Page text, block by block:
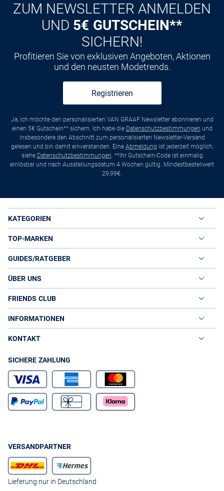
ZUM NEWSLETTER ANMELDEN
UND 5€ GUTSCHEIN**
SICHERN!
Profitieren Sie von exklusiven Angeboten, Aktionen
und den neusten Modetrends.
Registrieren
Ja, ich möchte den personalisierten VAN GRAAF Newsletter abonnieren und
einen 5€ Gutschein** sichern. Ich habe die Datenschutzbestimmungen und
insbesondere den Abschnitt zum personalisierten Newsletter-Versand
gelesen und bin damit einverstanden. Eine Abmeldung ist jederzeit möglich,
siehe Datenschutzbestimmungen. **Ihr Gutschein-Code ist einmalig
einlösbar und nach Ausstellungsdatum 4 Wochen gültig. Mindestbestellwert
29,99€.
KATEGORIEN
TOP-MARKEN
GUIDES/RATGEBER
ÜBER UNS
FRIENDS CLUB
INFORMATIONEN
KONTAKT
SICHERE ZAHLUNG
VERSANDPARTNER
Lieferung nur in Deutschland